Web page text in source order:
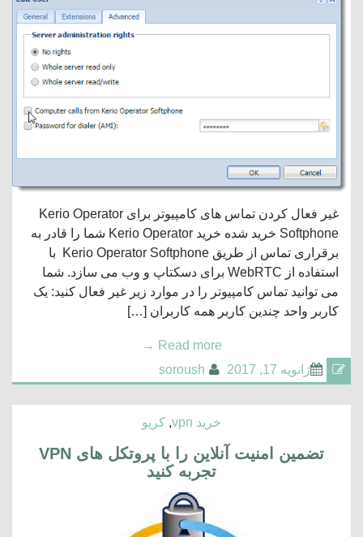
غیر فعال کردن تماس های کامپیوتر برای Kerio Operator
Softphone خرید شده خرید Kerio Operator شما را قادر به
برقراری تماس از طریق Kerio Operator Softphone با
استفاده از WebRTC برای دسکتاپ و وب می سازد. شما
می توانید تماس کامپیوتر را در موارد زیر غیر فعال کنید: یک
کاربر واحد چندین کاربر همه کاربران […]
Read more
→
ژانویه 17, 2017
soroush
خرید vpn , کریو
تضمین امنیت آنلاین را با پروتکل های VPN
تجربه کنید